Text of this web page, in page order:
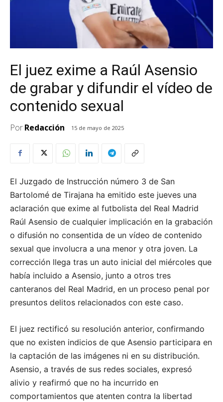
El juez exime a Raúl Asensio
de grabar y difundir el vídeo de
contenido sexual
PorRedacción 15 de mayo de 2025
El Juzgado de Instrucción número 3 de San
Bartolomé de Tirajana ha emitido este jueves una
aclaración que exime al futbolista del Real Madrid
Raúl Asensio de cualquier implicación en la grabación
o difusión no consentida de un vídeo de contenido
sexual que involucra a una menor y otra joven. La
corrección llega tras un auto inicial del miércoles que
había incluido a Asensio, junto a otros tres
canteranos del Real Madrid, en un proceso penal por
presuntos delitos relacionados con este caso.
El juez rectificó su resolución anterior, confirmando
que no existen indicios de que Asensio participara en
la captación de las imágenes ni en su distribución.
Asensio, a través de sus redes sociales, expresó
alivio y reafirmó que no ha incurrido en
comportamientos que atenten contra la libertad